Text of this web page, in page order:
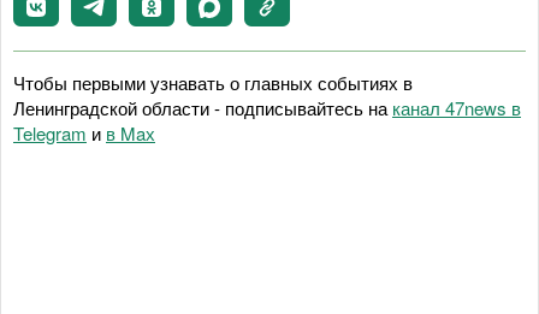
Чтобы первыми узнавать о главных событиях в
Ленинградской области - подписывайтесь на канал 47news в
Telegram и в Maх